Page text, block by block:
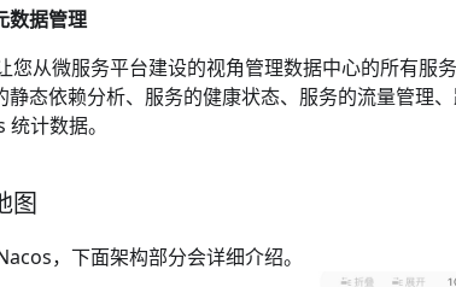
数据管理
您从微服务平台建设的视角管理数据中心的所有服
静态依赖分析、服务的健康状态、服务的流量管理
计数据。
图
，下面架构部分会详细介绍。